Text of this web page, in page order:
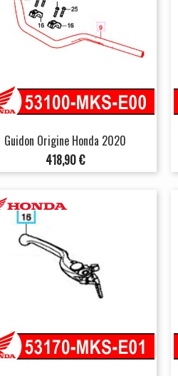
Guidon Origine Honda 2020
Prix
418,90 €